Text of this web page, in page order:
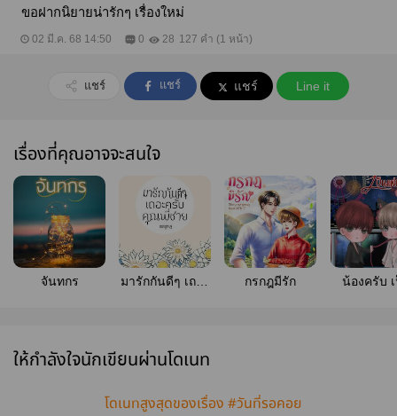
ขอฝากนิยายน่ารักๆ เรื่องใหม่
02 มี.ค. 68 14:50 0 28 127 คำ (1 หน้า)
แชร์ แชร์ แชร์ Line it
เรื่องที่คุณอาจจะสนใจ
จันทกร
มารักกันดีๆ เถอะ
กรกฎมีรัก
น้องครับ
ให้กำลังใจนักเขียนผ่านโดเนท
โดเนทสูงสุดของเรื่อง #วันที่รอคอย